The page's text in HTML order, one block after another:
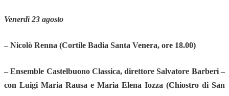
Venerdì 23 agosto
– Nicolò Renna (Cortile Badia Santa Venera, ore 18.00)
– Ensemble Castelbuono Classica, direttore Salvatore Barberi –
con Luigi Maria Rausa e Maria Elena Iozza (Chiostro di San